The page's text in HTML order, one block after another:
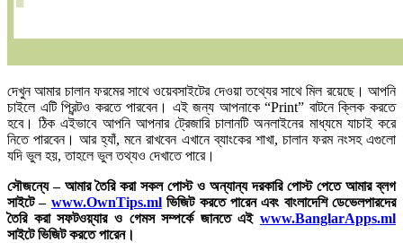
দেখুন আমার চালান ফরমের সাথে ওয়েবসাইটের দেওয়া তথ্যের সাথে মিল রয়েছে। আপনি
চাইলে এটি প্রিন্টও করতে পারবেন। এই জন্য আপনাকে “Print” বাটনে ক্লিক করতে
হবে। ঠিক এইভাবে আপনি আপনার ট্রেজারি চালানটি অনলাইনের মাধ্যমে যাচাই করে
নিতে পারবেন। আর হ্যাঁ, মনে রাখবেন এখানে ব্যাংকের শাখা, চালান ফরম নংসহ এগুলো
যদি ভুল হয়, তাহলে ভুল তথ্যও দেখাতে পারে।
সৌজন্যে – আমার তৈরি করা সকল পোস্ট ও অন্যান্য দরকারি পোস্ট পেতে আমার ব্লগ
সাইটে – www.OwnTips.mlভিজিট করতে পারেন এবং বাংলাদেশি ডেভেলপারদের
তৈরি করা সফটওয়্যার ও গেমস সম্পর্কে জানতে এই www.BanglarApps.ml
সাইটে ভিজিট করতে পারেন।